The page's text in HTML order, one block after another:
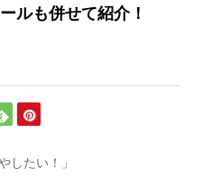
ルも併せて紹介！
したい！」